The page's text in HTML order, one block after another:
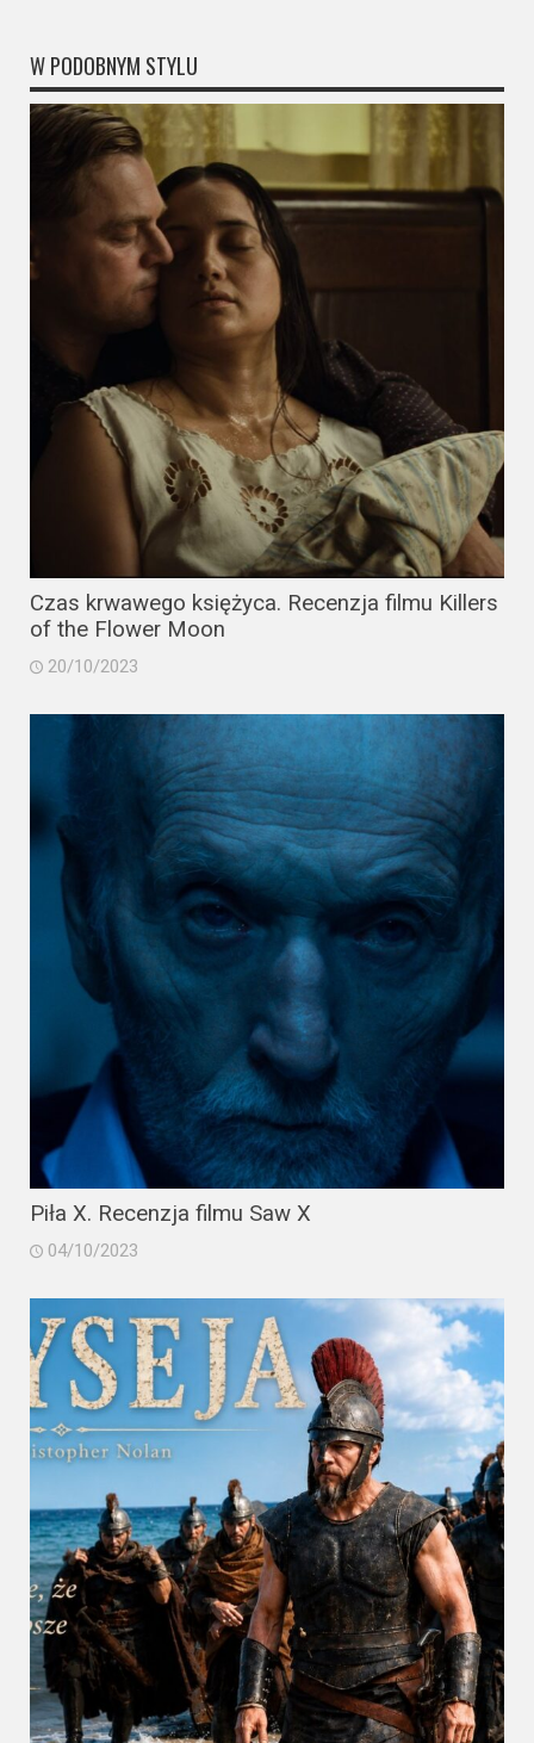
Apple
TV
Disney+
Netflix
Sky
Showtime
Podsumowania
2022
2021
2020
2019
2018
2016
2017
2015
W PODOBNYM STYLU
Czas krwawego księżyca. Recenzja filmu Killers
of the Flower Moon
20/10/2023
Piła X. Recenzja filmu Saw X
04/10/2023